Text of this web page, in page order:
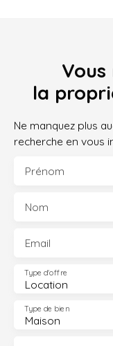
la
Ne manquez plus
recherche en vous
Prénom
Nom
Email
Location
Type d'offre
Maison
Type de bien